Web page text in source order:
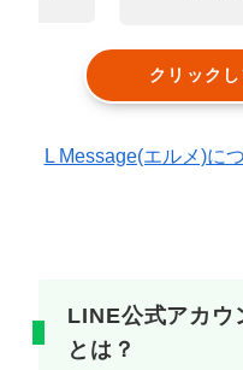
クリック
L Message(エルメ)に
LINE公式アカウ
とは？